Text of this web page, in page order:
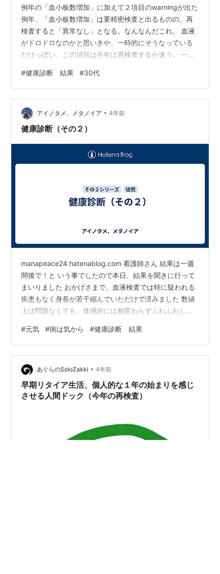
例年の「血小板数増加」に加えて２項目のwarningが出た
例年、「血小板数増加」は要精密検査と出るものの、再
検査すると「異常なし」となる。なんなんだこれ。 血液
がドロドロなのかと思いきや、一時的にそうなっている
だけっぽい。この項目は今年は再検査するか迷う。 一方
の項目が「警告状態」で出てきた。 体重、BMIを見ると
増加傾向なので、食習慣と運動不足が原因かと想像して
いる。 それぞれの中身はどんなものなのか、確認してみ
る。 「中性脂肪が高め」とは 一般的に中性脂肪が高値を
示す原因で最も多いものは、生活習慣です。・食べす
#健康診断 結果 #30代
アイノタメ、メタノイア • 4年前
健康診断（その２）
manapeace24.hatenablog.com 看護師さん 結果は一週
間後で！と いう事でしたので本日、結果を聞きに行って
まいりました おかげさまで、血液検査では特に疑われる
疾患もなく身長が若干縮んでいただけで済みました 数値
上は問題なくても、体感的には相変わらずふわふわした
の自分と比べての体感なのか？ 歳を重ねて訪れる、自然
に起こりうる身体の変化だと思えば ま、こんなもんかし
ら？と思い直した次第です 今日はここまで、また明日！
#元気 #病は気から #健康診断 結果
あぐらのSoloZakki • 4年前
早期リタイア生活、個人的な１年の始まりを感じ
させる人間ドック（今年の再検査）